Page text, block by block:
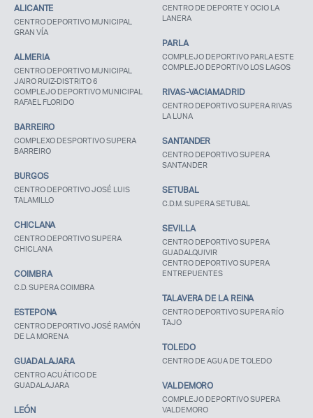
Acceso socios
ALICANTE
CENTRO DEPORTIVO MUNICIPAL
GRAN VÍA
ALMERIA
CENTRO DEPORTIVO MUNICIPAL
JAIRO RUIZ-DISTRITO 6
COMPLEJO DEPORTIVO MUNICIPAL
RAFAEL FLORIDO
BARREIRO
COMPLEXO DESPORTIVO SUPERA
BARREIRO
BURGOS
CENTRO DEPORTIVO JOSÉ LUIS
TALAMILLO
CHICLANA
CENTRO DEPORTIVO SUPERA
CHICLANA
COIMBRA
C.D. SUPERA COIMBRA
ESTEPONA
CENTRO DEPORTIVO JOSÉ RAMÓN
DE LA MORENA
GUADALAJARA
CENTRO ACUÁTICO DE
GUADALAJARA
LEÓN
CENTRO DE DEPORTE Y OCIO LA
LANERA
PARLA
COMPLEJO DEPORTIVO PARLA ESTE
COMPLEJO DEPORTIVO LOS LAGOS
RIVAS-VACIAMADRID
CENTRO DEPORTIVO SUPERA RIVAS
LA LUNA
SANTANDER
CENTRO DEPORTIVO SUPERA
SANTANDER
SETUBAL
C.D.M. SUPERA SETUBAL
SEVILLA
CENTRO DEPORTIVO SUPERA
GUADALQUIVIR
CENTRO DEPORTIVO SUPERA
ENTREPUENTES
TALAVERA DE LA REINA
CENTRO DEPORTIVO SUPERA RÍO
TAJO
TOLEDO
CENTRO DE AGUA DE TOLEDO
VALDEMORO
COMPLEJO DEPORTIVO SUPERA
VALDEMORO